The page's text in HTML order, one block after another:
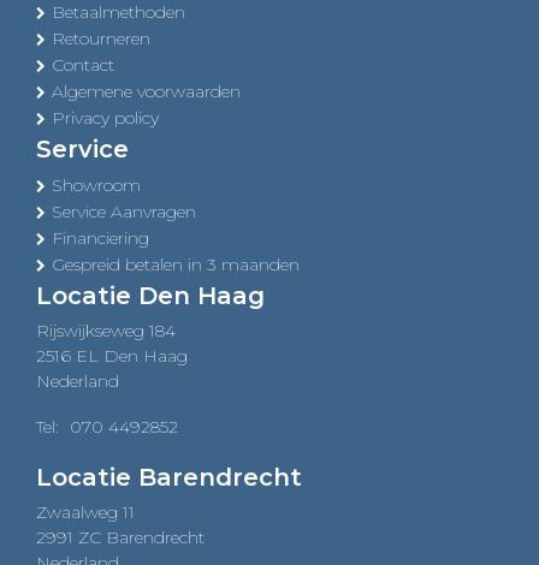
Betaalmethoden
Retourneren
Contact
Algemene voorwaarden
Privacy policy
Service
Showroom
Service Aanvragen
Financiering
Gespreid betalen in 3 maanden
Locatie Den Haag
Rijswijkseweg 184
2516 EL Den Haag
Nederland
Tel: 070 4492852
Locatie Barendrecht
Zwaalweg 11
2991 ZC Barendrecht